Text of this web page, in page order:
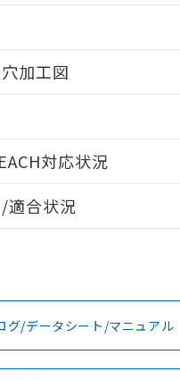
加工図
とができます。
ログイン/会員登録
ータをご利用いただく前に
使用条件
対応状況
注意事項・凡例
適合状況
グ/データシート/マニュアル
および当社の共同利用者が
引・商談に必要な範囲で利
をご了承ください。
※当社の共同利用者とは、
指します。
の非含有証明書をダウンロー
きます。
指令（10物質）の非含有
質の非含有証明書（当社基準
ので、過去に遡って非含有を
ではありません。
、RoHS指令のフタル酸エス
品に未対応品が混在すること
対応日を記載しておりました